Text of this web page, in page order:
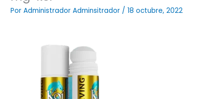
PorAdministrador Adminsitrador /18 octubre, 2022